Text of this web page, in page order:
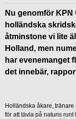
Nu genomför
holländska
åtminstone vi lite
Holland, men
har evenemanget
det innebär,
Holländska åkare,
för att tävla på naturis runt